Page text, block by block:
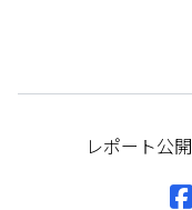
レポート公